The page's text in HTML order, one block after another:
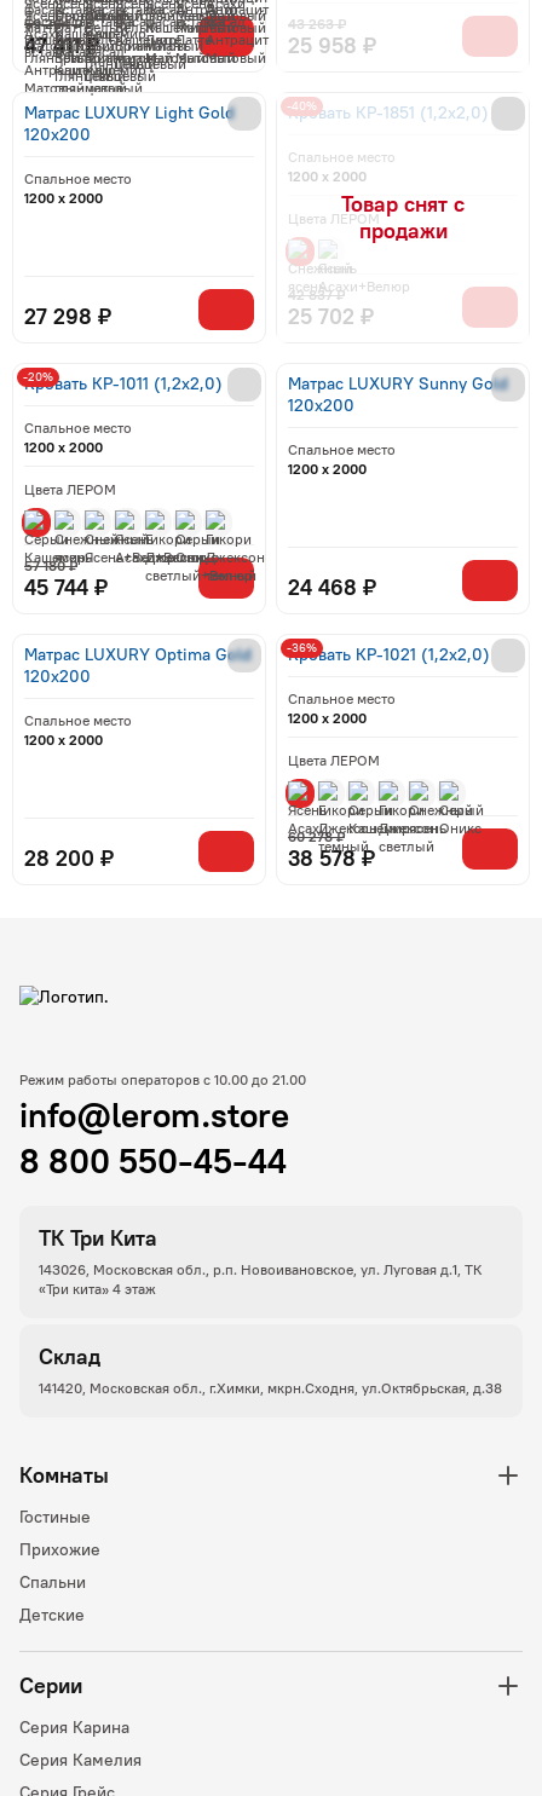
47 411 ₽
59 264 ₽
25 958 ₽
43 263 ₽
Матрас LUXURY Light Gold
120x200
Спальное место
1200 x 2000
27 298 ₽
Кровать КР-1851 (1,2x2,0)
Спальное место
1200 x 2000
Цвета ЛЕРОМ
25 702 ₽
42 837 ₽
-40%
Кровать КР-1011 (1,2x2,0)
Спальное место
1200 x 2000
Цвета ЛЕРОМ
45 744 ₽
57 180 ₽
-20%
Матрас LUXURY Sunny Gold
120x200
Спальное место
1200 x 2000
24 468 ₽
Матрас LUXURY Optima Gold
120x200
Спальное место
1200 x 2000
28 200 ₽
Кровать КР-1021 (1,2x2,0)
Спальное место
1200 x 2000
Цвета ЛЕРОМ
38 578 ₽
60 278 ₽
-36%
ТК Три Кита
143026, Московская обл., р.п. Новоивановское, ул. Луговая д.1, ТК
«Три кита» 4 этаж
Склад
141420, Московская обл., г.Химки, мкрн.Сходня, ул.Октябрьская, д.38
Режим работы операторов с 10.00 до 21.00
info@lerom.store
8 800 550-45-44
Комнаты
Гостиные
Прихожие
Спальни
Детские
Серии
Серия Карина
Серия Камелия